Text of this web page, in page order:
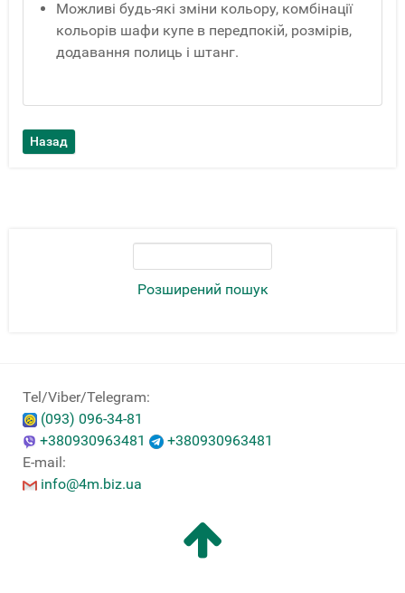
Розширений пошук
Можливі будь-які зміни кольору, комбінації
кольорів шафи купе в передпокій, розмірів,
додавання полиць і штанг.
Tel/Viber/Telegram:
(093) 096-34-81
+380930963481
+380930963481
E-mail:
info@4m.biz.ua